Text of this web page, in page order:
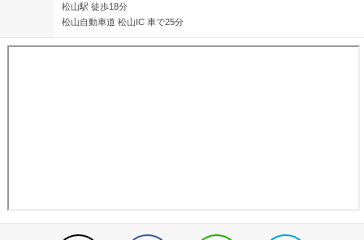
松山駅 徒歩18分
松山自動車道 松山IC 車で25分